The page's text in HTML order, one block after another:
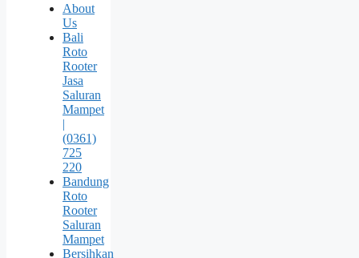
About
Us
Bali
Roto
Rooter
Jasa
Saluran
Mampet
|
(0361)
725
220
Bandung
Roto
Rooter
Saluran
Mampet
Bersihkan